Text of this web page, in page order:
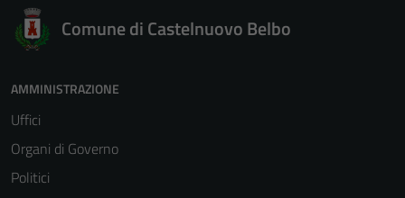
Comune di Castelnuovo Belbo
AMMINISTRAZIONE
Uffici
Organi di Governo
Politici